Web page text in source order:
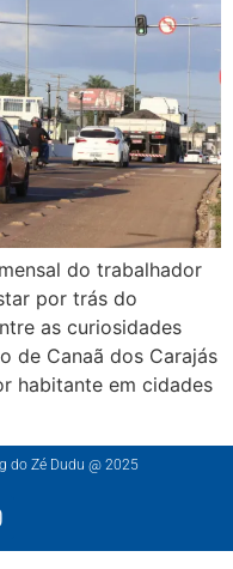
do trabalhador
por trás do
as curiosidades
de Canaã dos Carajás
habitante em cidades
do Zé Dudu @ 2025